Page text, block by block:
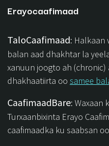
Erayocaafimaad
TaloCaafimaad: Halkaan
balan aad dhakhtar la
xanuun joogto ah
dhakhaatiirta oo samee
CaafimaadBare: Waxaan
Turxaanbixinta Erayo
caafimaadka ku saabsan